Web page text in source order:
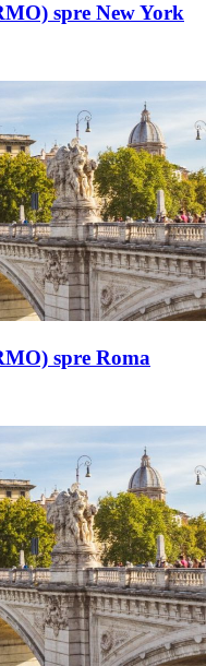
spre New York
spre Roma